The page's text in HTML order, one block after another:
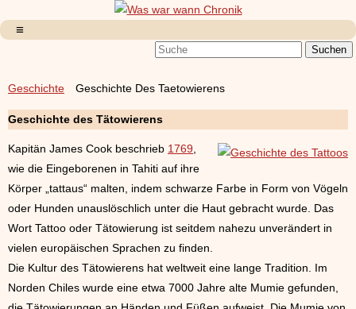
Geschichte Geschichte Des Taetowierens
Geschichte des Tätowierens
Kapitän James Cook beschrieb 1769
wie die Eingeborenen in Tahiti auf ihre
Körper „tattaus“ malten, indem schwarze Farbe in Form von Vögeln
oder Hunden unauslöschlich unter die Haut gebracht wurde. Das
Wort Tattoo oder Tätowierung ist seitdem nahezu unverändert in
vielen europäischen Sprachen zu finden.
Die Kultur des Tätowierens hat weltweit eine lange Tradition. Im
Norden Chiles wurde eine etwa 7000 Jahre alte Mumie gefunden,